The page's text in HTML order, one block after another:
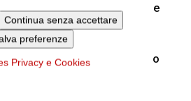
Continua senza accettare
preferenze
Privacy e Cookies
Paritario Sant’Apollinare
al 31 agosto il pellegrinaggio